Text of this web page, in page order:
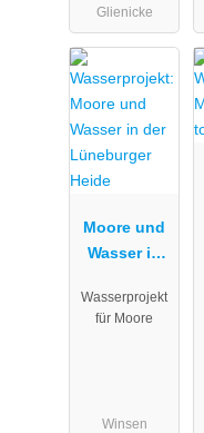
Glienicke
Moore und
Wasser in
Lüneburger
Wasserprojekt
für Moore
Winsen